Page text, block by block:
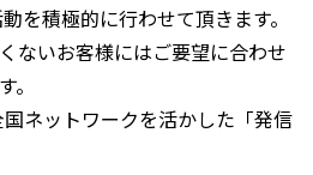
を積極的に行わせて頂きます。
ないお客様にはご要望に合わせ
ネットワークを活かした「発信